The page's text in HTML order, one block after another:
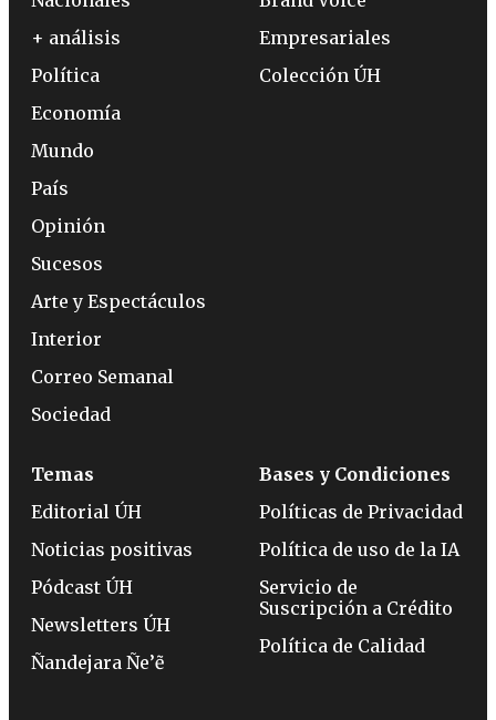
+ análisis
Política
Economía
Mundo
País
Opinión
Sucesos
Arte y Espectáculos
Interior
Correo Semanal
Sociedad
Empresariales
Colección ÚH
Temas
Editorial ÚH
Noticias positivas
Pódcast ÚH
Newsletters ÚH
Ñandejara Ñe’ẽ
Bases y Condiciones
Políticas de Privacidad
Política de uso de la IA
Servicio de
Suscripción a Crédito
Política de Calidad